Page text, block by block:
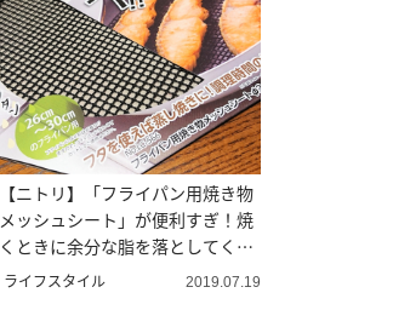
【ニトリ】「フライパン用焼き物
メッシュシート」が便利すぎ！焼
くときに余分な脂を落としてくれ
る♪
ライフスタイル 2019.07.19